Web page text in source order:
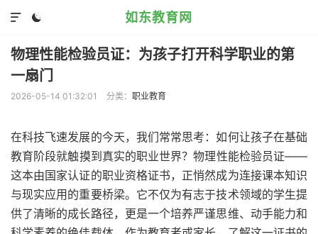
如东教育网


物理性能检验员证：为孩子打开科学职业的第
一扇门
2026-05-14 01:32:01 分类： 职业教育
在科技飞速发展的今天，我们常常思考：如何让孩子在基础
教育阶段就触摸到真实的职业世界？物理性能检验员证——
这本由国家认证的职业资格证书，正悄然成为连接课本知识
与现实应用的重要桥梁。它不仅为有志于技术领域的学生提
供了清晰的成长路径，更是一个培养严谨思维、动手能力和